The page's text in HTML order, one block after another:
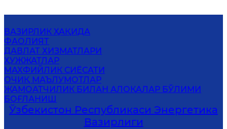
ВАЗИРЛИК ҲАҚИДА
ФАОЛИЯТ
ДАВЛАТ ХИЗМАТЛАРИ
ҲУЖЖАТЛАР
МАХФИЙЛИК СИЁСАТИ
ОЧИҚ МАЪЛУМОТЛАР
ЖАМОАТЧИЛИК БИЛАН АЛОҚАЛАР БЎЛИМИ
БОҒЛАНИШ
Ўзбекистон Республикаси Энергетика
Вазирлиги